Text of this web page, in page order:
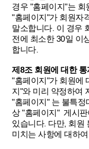
경우 "홈페이지"는 회
"홈페이지"가 회원자
말소합니다. 이 경우
전에 최소한 30일 이
합니다.
제8조 회원에 대한 통
"홈페이지"가 회원에
지"와 미리 약정하여
"홈페이지" 는 불특정
상 "홈페이지" 게시
있습니다. 다만, 회원
미치는 사항에 대하